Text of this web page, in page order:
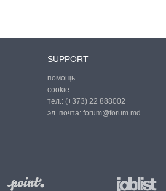
SUPPORT
помощь
cookie
тел.: (+373) 22 888002
эл. почта: forum@forum.md